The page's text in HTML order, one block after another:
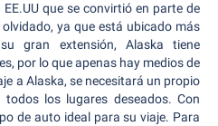
que se convirtió en parte de
olvidado, ya que está ubicado más
gran extensión, Alaska tiene
por lo que apenas hay medios de
a Alaska, se necesitará un propio
los lugares deseados. Con
de auto ideal para su viaje. Para